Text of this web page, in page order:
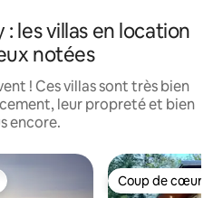
les villas en location
notées
! Ces villas sont très bien
leur propreté et bien
encore.
Coup de cœur
Coup de cœur